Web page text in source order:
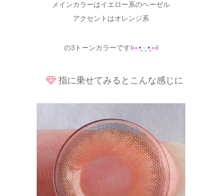
メインカラーはイエロー系のヘーゼル
アクセントはオレンジ系
の3トーンカラーです꒰⑅•̥ ·̮ •̥⑅꒱
指に乗せてみるとこんな感じに